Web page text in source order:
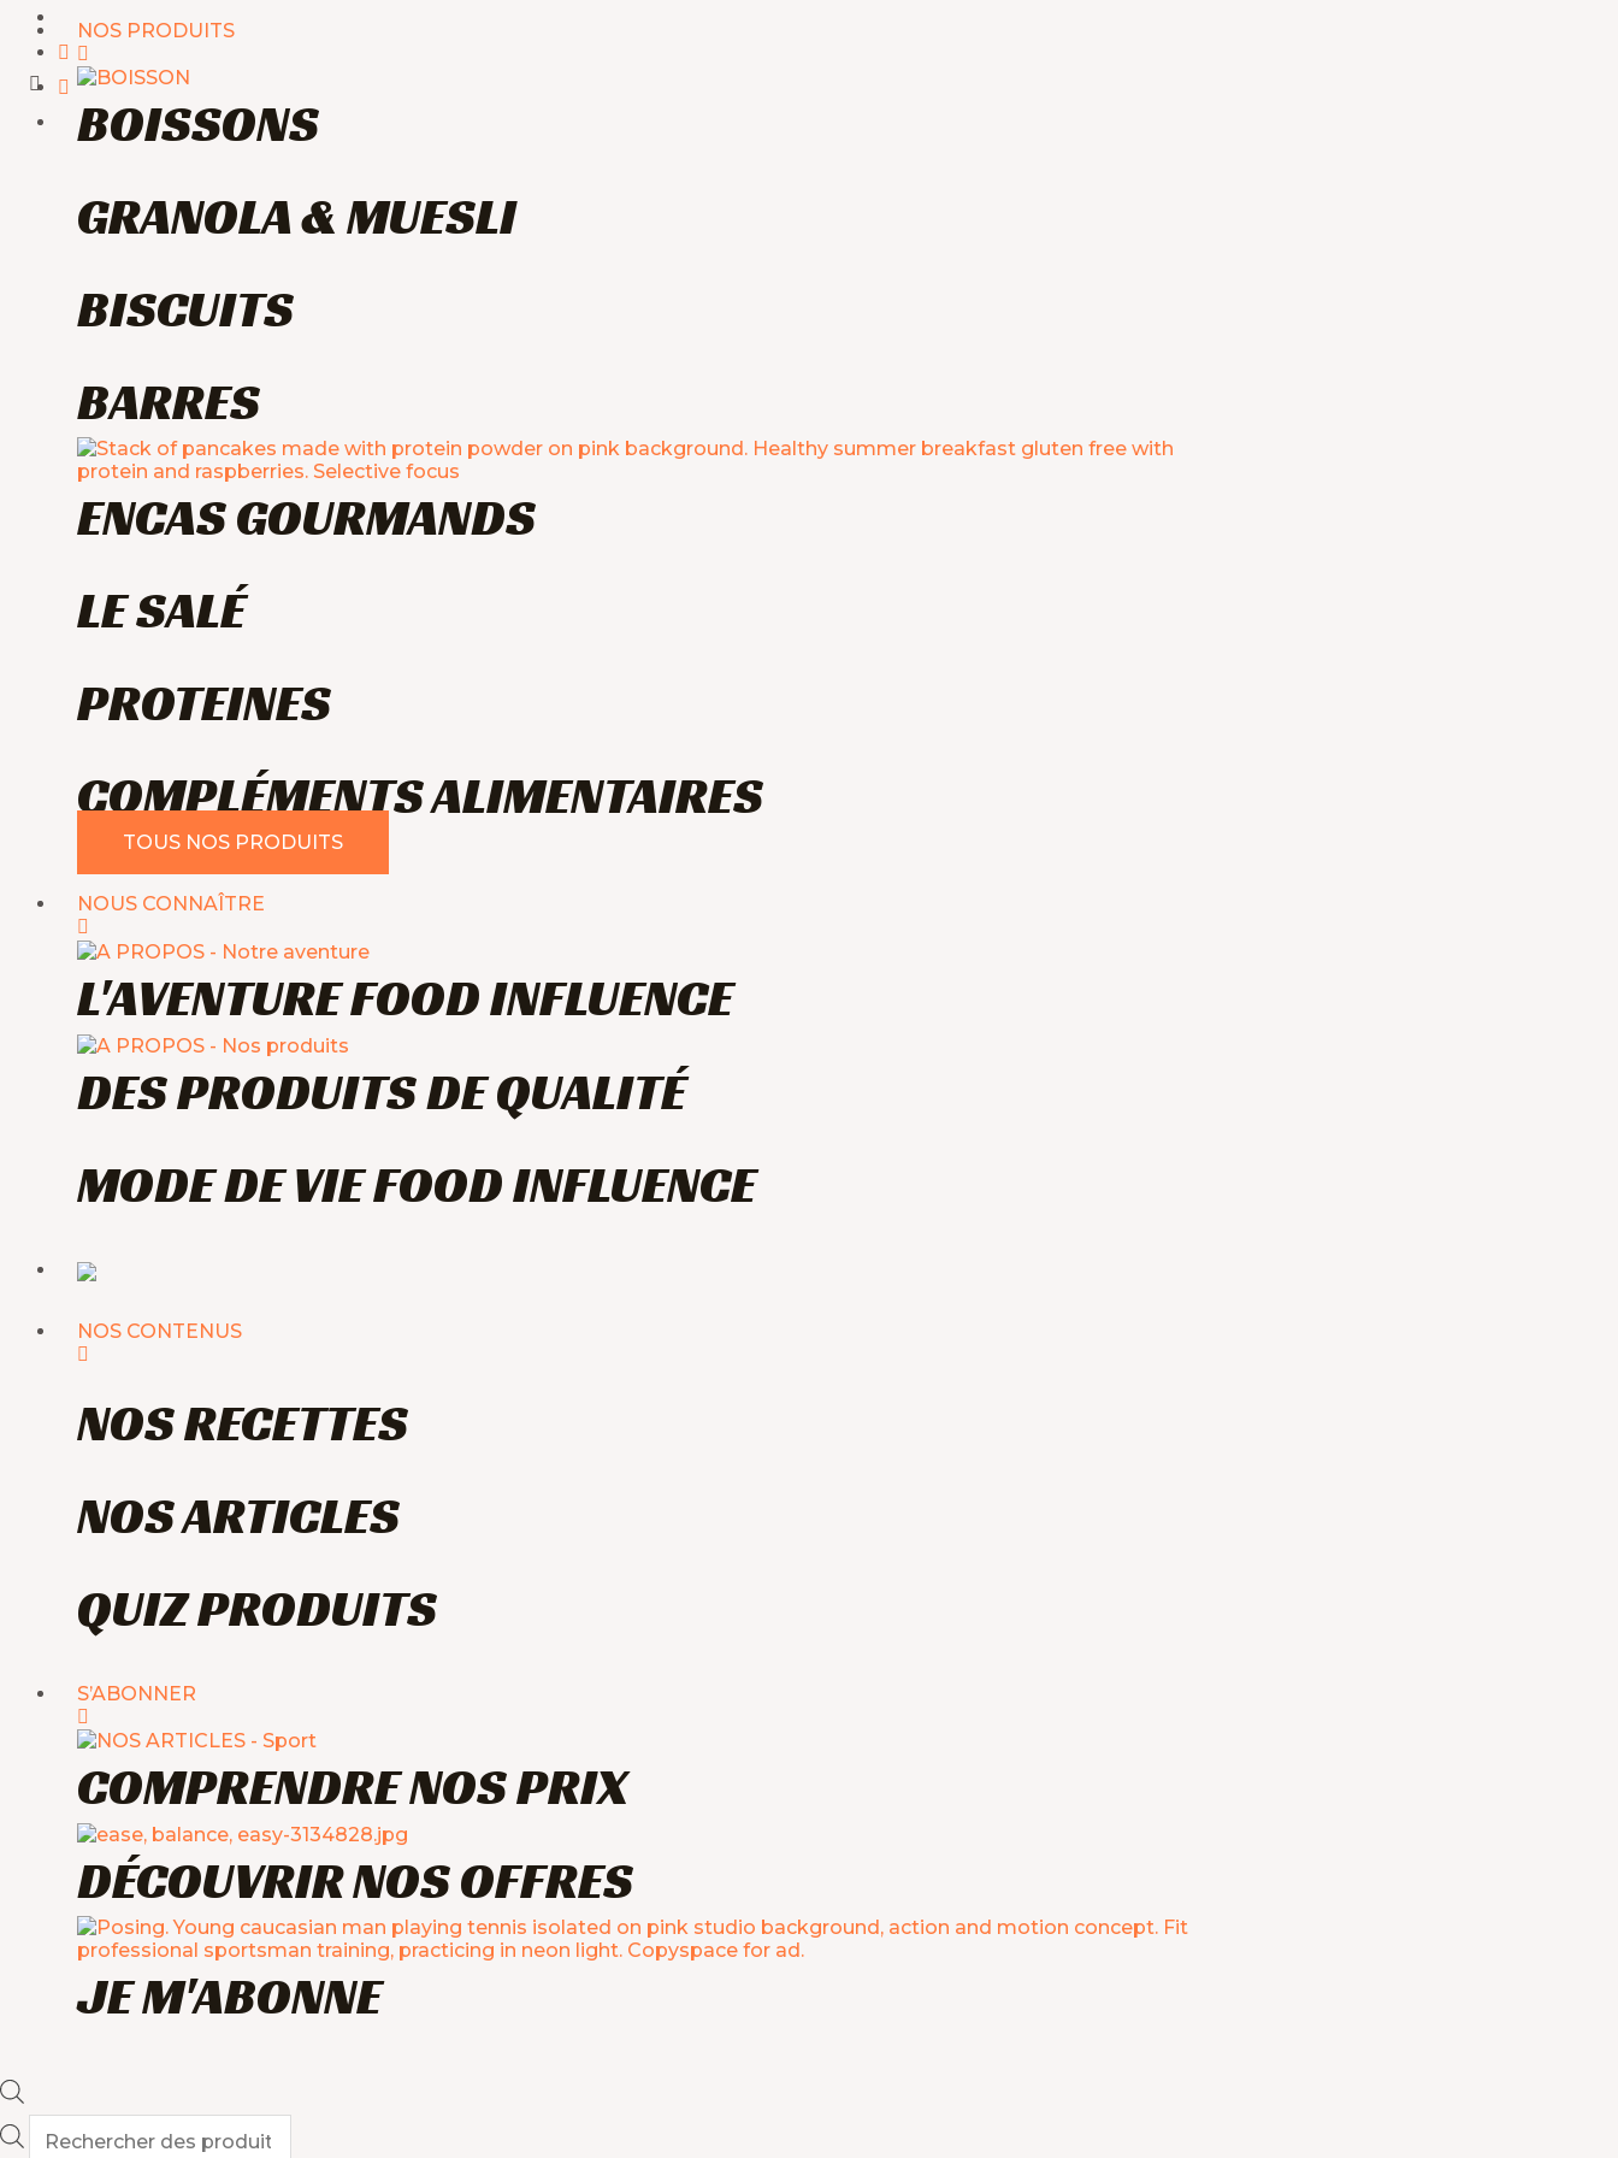
Aller
contenu
NOS PRODUITS
BOISSONS
GRANOLA & MUESLI
BISCUITS
BARRES
ENCAS GOURMANDS
LE SALÉ
PROTEINES
COMPLÉMENTS ALIMENTAIRES
TOUS NOS PRODUITS
NOUS CONNAÎTRE
L'AVENTURE FOOD INFLUENCE
DES PRODUITS DE QUALITÉ
MODE DE VIE FOOD INFLUENCE
NOS CONTENUS
NOS RECETTES
NOS ARTICLES
QUIZ PRODUITS
S’ABONNER
COMPRENDRE NOS PRIX
DÉCOUVRIR NOS OFFRES
JE M'ABONNE
Recherche